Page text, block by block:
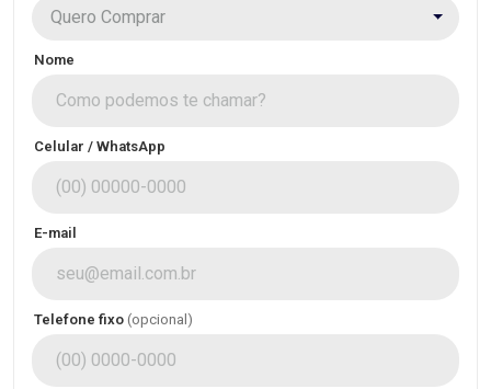
Quero Comprar
Nome
Celular / WhatsApp
E-mail
Telefone fixo (opcional)